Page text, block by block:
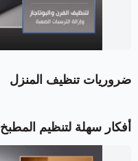
ضروريات تنظيف المنزل
أفكار سهلة لتنظيم المطبخ